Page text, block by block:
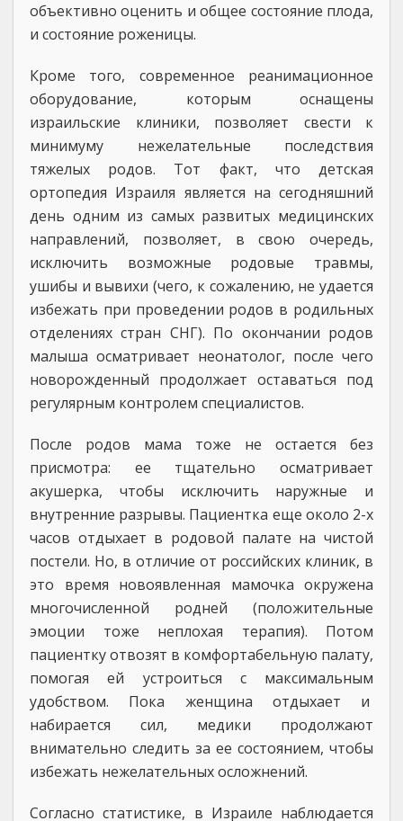
объективно оценить и общее состояние плода,
и состояние роженицы.
Кроме того, современное реанимационное
оборудование, которым оснащены
израильские клиники, позволяет свести к
минимуму нежелательные последствия
тяжелых родов. Тот факт, что детская
ортопедия Израиля является на сегодняшний
день одним из самых развитых медицинских
направлений, позволяет, в свою очередь,
исключить возможные родовые травмы,
ушибы и вывихи (чего, к сожалению, не удается
избежать при проведении родов в родильных
отделениях стран СНГ). По окончании родов
малыша осматривает неонатолог, после чего
новорожденный продолжает оставаться под
регулярным контролем специалистов.
После родов мама тоже не остается без
присмотра: ее тщательно осматривает
акушерка, чтобы исключить наружные и
внутренние разрывы. Пациентка еще около 2-х
часов отдыхает в родовой палате на чистой
постели. Но, в отличие от российских клиник, в
это время новоявленная мамочка окружена
многочисленной родней (положительные
эмоции тоже неплохая терапия). Потом
пациентку отвозят в комфортабельную палату,
помогая ей устроиться с максимальным
удобством. Пока женщина отдыхает и
набирается сил, медики продолжают
внимательно следить за ее состоянием, чтобы
избежать нежелательных осложнений.
Согласно статистике, в Израиле наблюдается